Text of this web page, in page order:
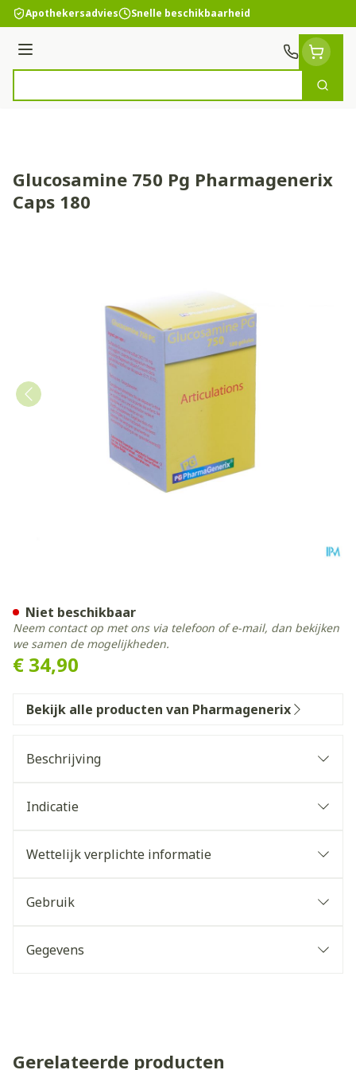
Ga naar de inhoud
Apothekersadvies Snelle beschikbaarheid
Menu
Zoek
Glucosamine 750 Pg Pharmagenerix
Caps 180
€ 34,90
Niet beschikbaar
Neem contact op met ons via telefoon of e-mail, dan bekijken
we samen de mogelijkheden.
Bekijk alle producten van Pharmagenerix
Beschrijving
Indicatie
Wettelijk verplichte informatie
Gebruik
Gegevens
Gerelateerde producten